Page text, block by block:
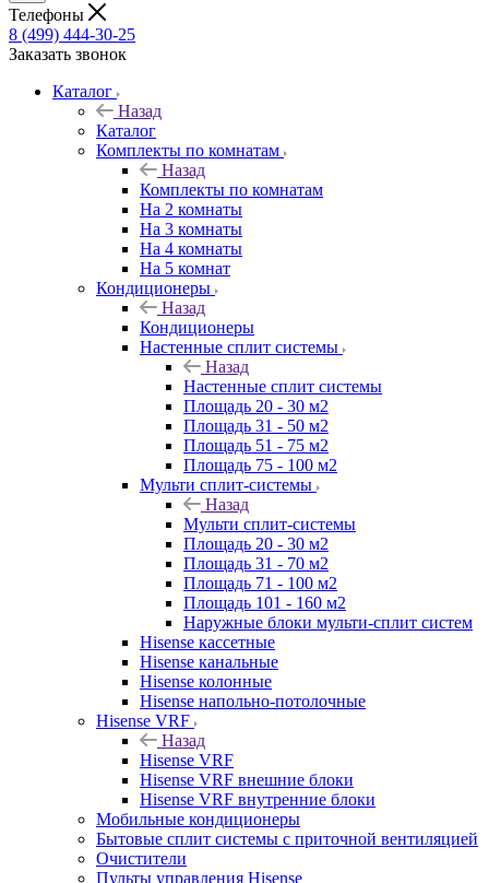
Телефоны
8 (499) 444-30-25
Заказать звонок
Каталог
Назад
Каталог
Комплекты по комнатам
Назад
Комплекты по комнатам
На 2 комнаты
На 3 комнаты
На 4 комнаты
На 5 комнат
Кондиционеры
Назад
Кондиционеры
Настенные сплит системы
Назад
Настенные сплит системы
Площадь 20 - 30 м2
Площадь 31 - 50 м2
Площадь 51 - 75 м2
Площадь 75 - 100 м2
Мульти сплит-системы
Назад
Мульти сплит-системы
Площадь 20 - 30 м2
Площадь 31 - 70 м2
Площадь 71 - 100 м2
Площадь 101 - 160 м2
Наружные блоки мульти-сплит систем
Hisense кассетные
Hisense канальные
Hisense колонные
Hisense напольно-потолочные
Hisense VRF
Назад
Hisense VRF
Hisense VRF внешние блоки
Hisense VRF внутренние блоки
Мобильные кондиционеры
Бытовые сплит системы с приточной вентиляцией
Очистители
Пульты управления Hisense